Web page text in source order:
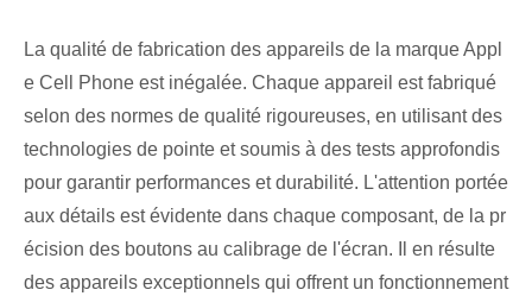
La qualité de fabrication des appareils de la marque Appl
e Cell Phone est inégalée. Chaque appareil est fabriqué
selon des normes de qualité rigoureuses, en utilisant des
technologies de pointe et soumis à des tests approfondis
pour garantir performances et durabilité. L'attention portée
aux détails est évidente dans chaque composant, de la pr
écision des boutons au calibrage de l'écran. Il en résulte
des appareils exceptionnels qui offrent un fonctionnement